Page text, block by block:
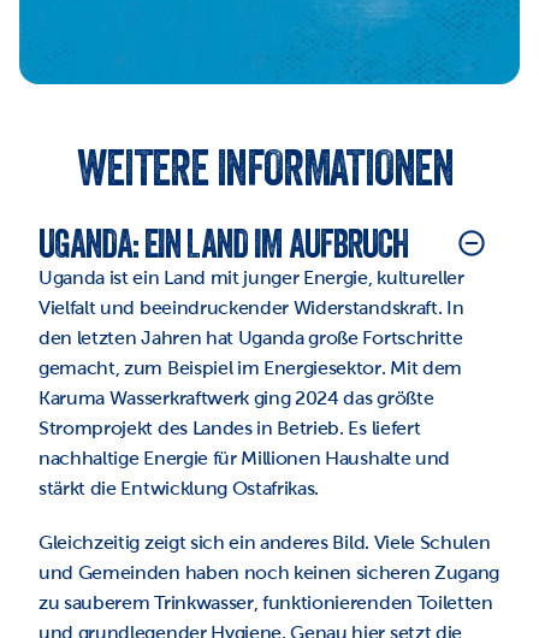
WEITERE INFORMATIONEN
UGANDA: EIN LAND IM AUFBRUCH
Uganda ist ein Land mit junger Energie, kultureller
Vielfalt und beeindruckender Widerstandskraft. In
den letzten Jahren hat Uganda große Fortschritte
gemacht, zum Beispiel im Energiesektor. Mit dem
Karuma Wasserkraftwerk ging 2024 das größte
Stromprojekt des Landes in Betrieb. Es liefert
nachhaltige Energie für Millionen Haushalte und
stärkt die Entwicklung Ostafrikas.
Gleichzeitig zeigt sich ein anderes Bild. Viele Schulen
und Gemeinden haben noch keinen sicheren Zugang
zu sauberem Trinkwasser, funktionierenden Toiletten
und grundlegender Hygiene. Genau hier setzt die